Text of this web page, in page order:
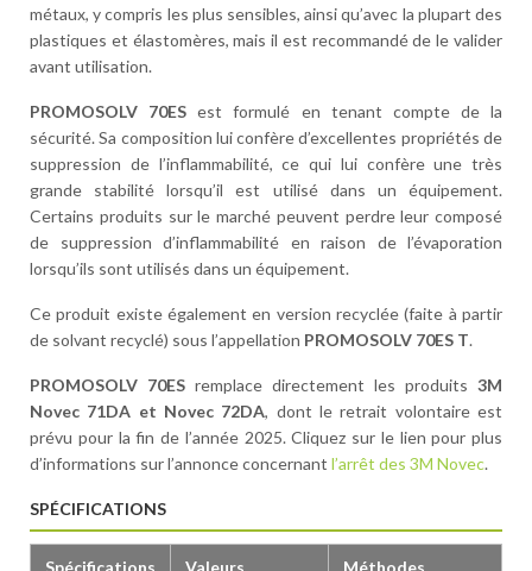
métaux, y compris les plus sensibles, ainsi qu’avec la plupart des
plastiques et élastomères, mais il est recommandé de le valider
avant utilisation.
PROMOSOLV 70ES est formulé en tenant compte de la
sécurité. Sa composition lui confère d’excellentes propriétés de
suppression de l’inflammabilité, ce qui lui confère une très
grande stabilité lorsqu’il est utilisé dans un équipement.
Certains produits sur le marché peuvent perdre leur composé
de suppression d’inflammabilité en raison de l’évaporation
lorsqu’ils sont utilisés dans un équipement.
Ce produit existe également en version recyclée (faite à partir
de solvant recyclé) sous l’appellation PROMOSOLV 70ES T.
PROMOSOLV 70ES remplace directement les produits 3M
Novec 71DA et Novec 72DA, dont le retrait volontaire est
prévu pour la fin de l’année 2025. Cliquez sur le lien pour plus
d’informations sur l’annonce concernant l’arrêt des 3M Novec.
SPÉCIFICATIONS